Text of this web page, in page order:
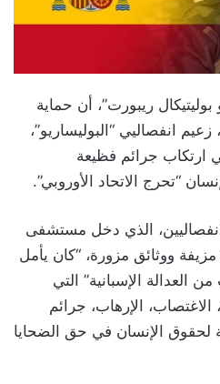
بوليتيكال ريبورت”، أن حماية
زعيم انفصاليي “البوليساريو”،
ارتكاب جرائم فظيعة
“تحرج الاتحاد الأوروبي”.
الذي دخل مستشفى
ووثائق مزورة، “كان يأمل
العدالة الإسبانية” التي
الاغتصاب، الإرهاب، جرائم
لحقوق الإنسان في حق الضحايا